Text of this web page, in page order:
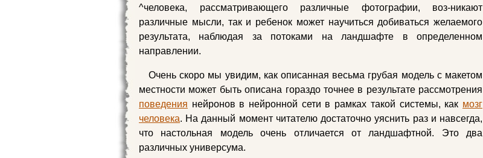
^человека, рассматривающего различные фотографии, воз-никают
различные мысли, так и ребенок может научиться добиваться желаемого
результата, наблюдая за потоками на ландшафте в определенном
направлении.
Очень скоро мы увидим, как описанная весьма грубая модель с макетом
местности может быть описана гораздо точнее в результате рассмотрения
поведения нейронов в нейронной сети в рамках такой системы, как мозг
человека. На данный момент читателю достаточно уяснить раз и навсегда,
что настольная модель очень отличается от ландшафтной. Это два
различных универсума.